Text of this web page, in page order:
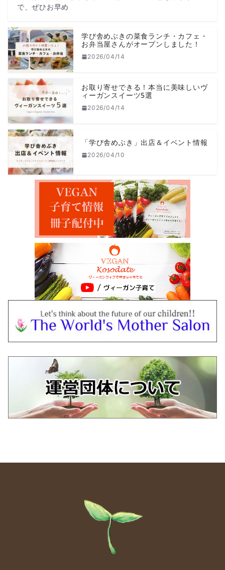
で、ぜひお早め
学び舎めぶきの菜食ランチ・カフェ・
お弁当屋さんがオープンしました！
2026/04/14
お取り寄せできる！本当に美味しいヴ
ィーガンスイーツ5選
2026/04/14
「学び舎めぶき」出店＆イベント情報
2026/04/10